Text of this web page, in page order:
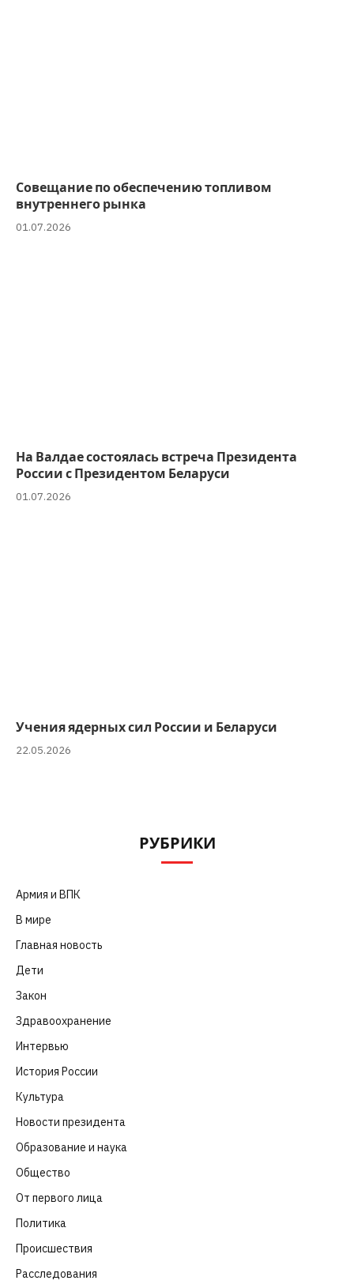
Совещание по обеспечению топливом
внутреннего рынка
01.07.2026
На Валдае состоялась встреча Президента
России с Президентом Беларуси
01.07.2026
Учения ядерных сил России и Беларуси
22.05.2026
РУБРИКИ
Армия и ВПК
В мире
Главная новость
Дети
Закон
Здравоохранение
Интервью
История России
Культура
Новости президента
Образование и наука
Общество
От первого лица
Политика
Происшествия
Расследования